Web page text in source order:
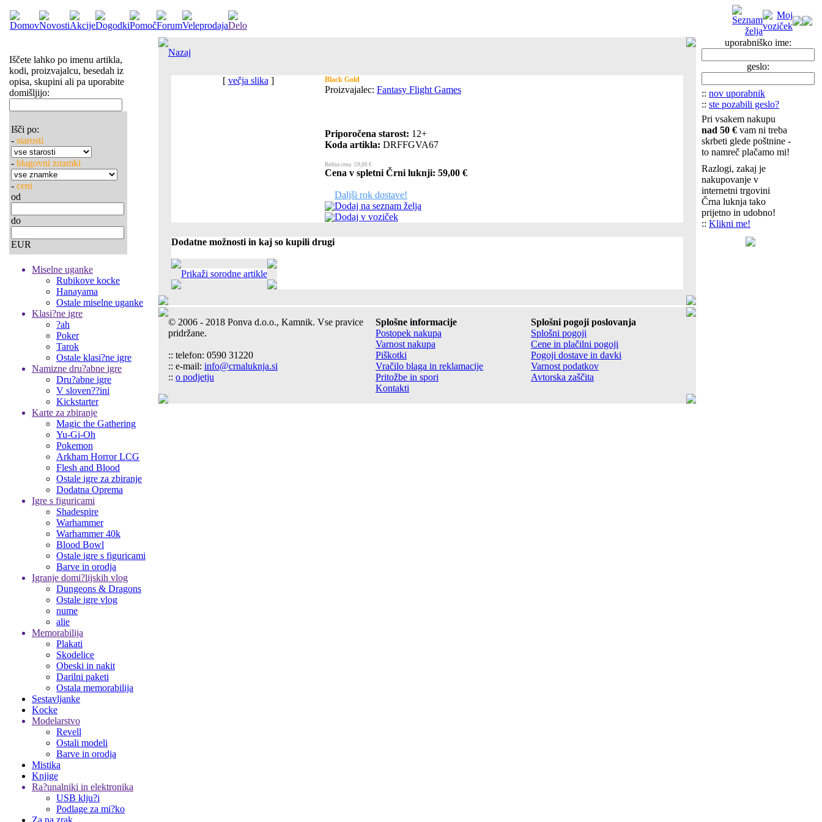
Iščete lahko po imenu artikla,
kodi, proizvajalcu, besedah iz
opisa, skupini ali pa uporabite
domišljijo:
Išči po:
- starosti
- blagovni znamki
- ceni
od
do
EUR
Miselne uganke
Rubikove kocke
Hanayama
Ostale miselne uganke
Klasi?ne igre
?ah
Poker
Tarok
Ostale klasi?ne igre
Namizne dru?abne igre
Dru?abne igre
V sloven??ini
Kickstarter
Karte za zbiranje
Magic the Gathering
Yu-Gi-Oh
Pokemon
Arkham Horror LCG
Flesh and Blood
Ostale igre za zbiranje
Dodatna Oprema
Igre s figuricami
Shadespire
Warhammer
Warhammer 40k
Blood Bowl
Ostale igre s figuricami
Barve in orodja
Igranje domi?lijskih vlog
Dungeons & Dragons
Ostale igre vlog
nume
alie
Memorabilija
Plakati
Skodelice
Obeski in nakit
Darilni paketi
Ostala memorabilija
Sestavljanke
Kocke
Modelarstvo
Revell
Ostali modeli
Barve in orodja
Mistika
Knjige
Ra?unalniki in elektronika
USB klju?i
Podlage za mi?ko
Za na zrak
Nazaj
[ večja slika ] Black Gold
Proizvajalec: Fantasy Flight Games
Priporočena starost: 12+
Koda artikla: DRFFGVA67
Redna cena: 59,00 €
Cena v spletni Črni luknji: 59,00 €
Daljši rok dostave!
Dodaj na seznam želja
Dodaj v voziček
Dodatne možnosti in kaj so kupili drugi
Prikaži sorodne artikle
© 2006 - 2018 Ponva d.o.o., Kamnik. Vse pravice
pridržane.
:: telefon: 0590 31220
:: e-mail: info@crnaluknja.si
:: o podjetju
Splošne informacije
Postopek nakupa
Varnost nakupa
Piškotki
Vračilo blaga in reklamacije
Pritožbe in spori
Kontakti
Splošni pogoji poslovanja
Splošni pogoji
Cene in plačilni pogoji
Pogoji dostave in davki
Varnost podatkov
Avtorska zaščita
uporabniško ime:
geslo:
:: nov uporabnik
:: ste pozabili geslo?
Pri vsakem nakupu
nad 50 € vam ni treba
skrbeti glede poštnine -
to namreč plačamo mi!
Razlogi, zakaj je
nakupovanje v
internetni trgovini
Črna luknja tako
prijetno in udobno!
:: Klikni me!